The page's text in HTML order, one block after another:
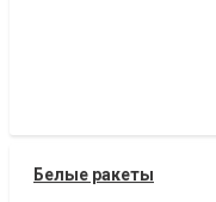
Белые ракеты